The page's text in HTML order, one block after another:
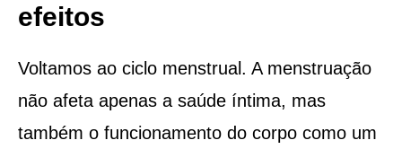
efeitos
Voltamos ao ciclo menstrual. A menstruação
não afeta apenas a saúde íntima, mas
também o funcionamento do corpo como um